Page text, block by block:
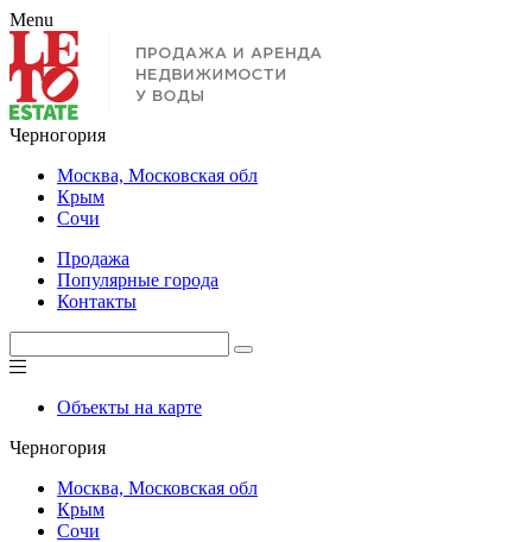
Menu
Черногория
Москва, Московская обл
Крым
Сочи
Продажа
Популярные города
Контакты
Объекты на карте
Черногория
Москва, Московская обл
Крым
Сочи